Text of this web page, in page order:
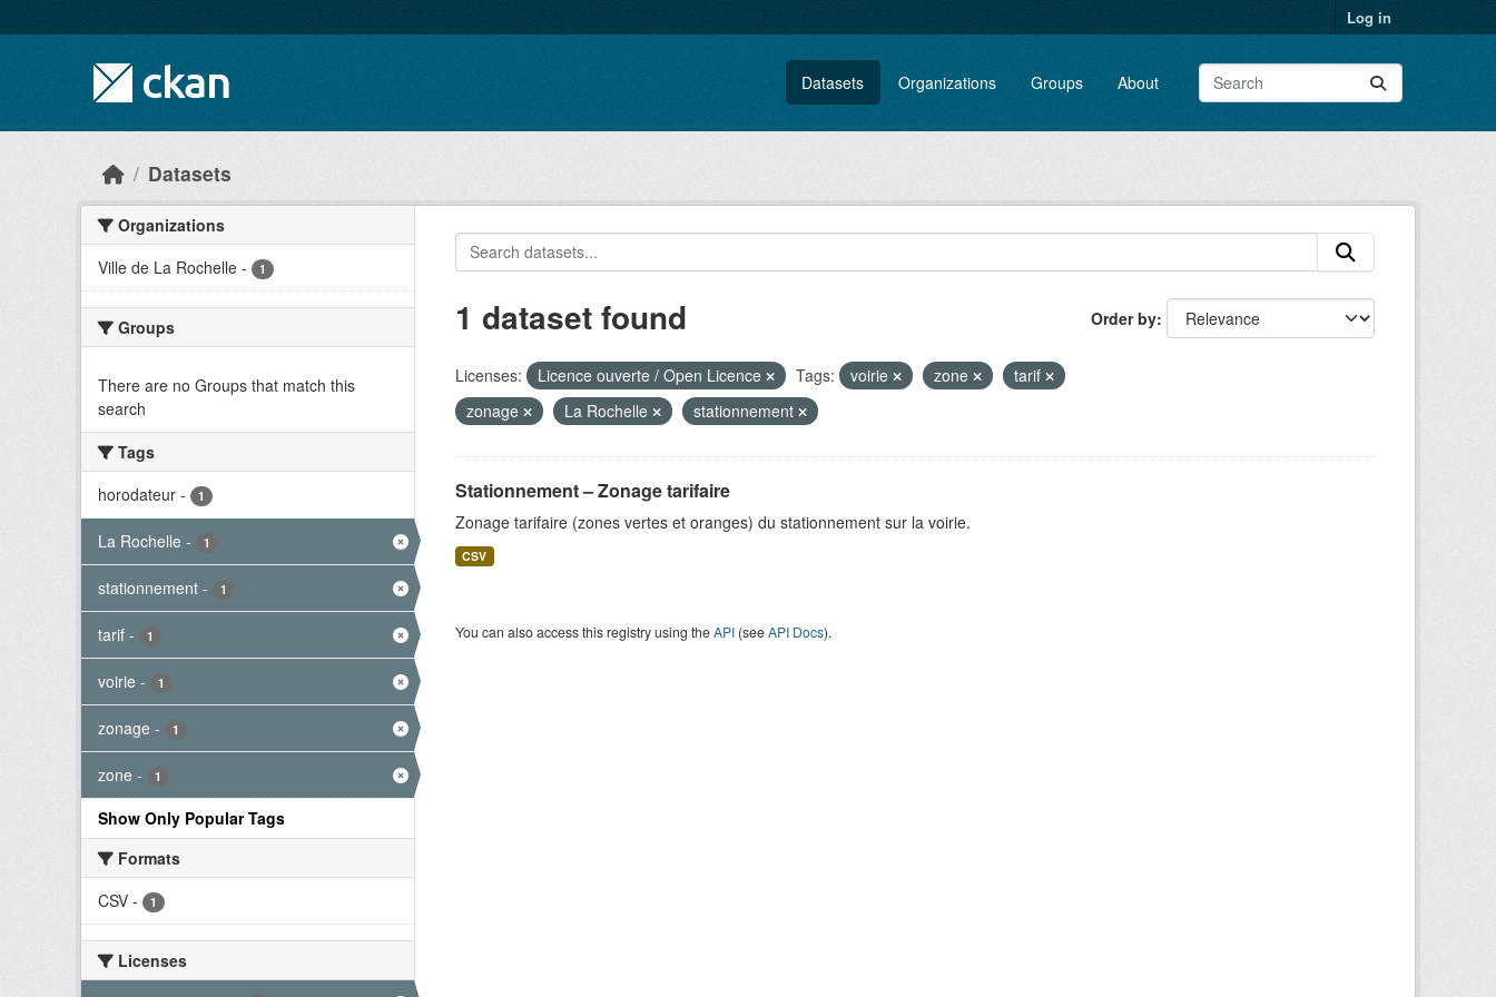
Log in
Datasets Organizations Groups About
Datasets
Organizations
Ville de La Rochelle - 1
Groups
There are no Groups that match this
search
Tags
horodateur - 1
La Rochelle - 1
stationnement - 1
tarif - 1
voirie - 1
zonage - 1
zone - 1
Show Only Popular Tags
Formats
CSV - 1
Licenses
Order by
1 dataset found
Licenses: Licence ouverte / Open Licence Tags: voirie zone
tarif
zonage
La Rochelle stationnement
Stationnement – Zonage tarifaire
Zonage tarifaire (zones vertes et oranges) du stationnement sur la voirie.
CSV
You can also access this registry using theAPI(seeAPI Docs).